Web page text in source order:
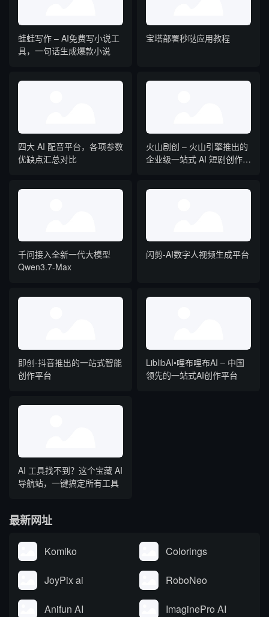
蛙蛙写作 – AI免费写小说工
具，一句话生成爆款小说
宝塔部署秒哒应用教程
四大 AI 配音平台，各项参数
优缺点汇总对比
火山剧创 – 火山引擎推出的
企业级一站式 AI 短剧创作平
千问接入全新一代大模型
Qwen3.7-Max
闪剪-AI数字人视频生成平台
即创-抖音推出的一站式智能
创作平台
LiblibAI•哩布哩布AI – 中国
领先的一站式AI创作平台
AI 工具找不到？这个宝藏 AI
导航站，一键搞定所有工具
最新网址
Komiko Colorings
JoyPix ai RoboNeo
Anifun AI ImaginePro AI